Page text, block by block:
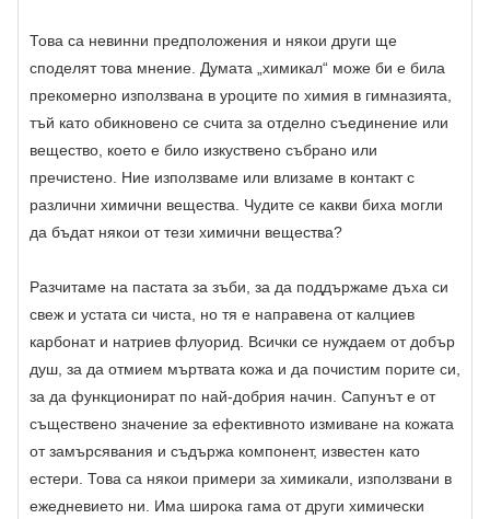
Това са невинни предположения и някои други ще
споделят това мнение. Думата „химикал“ може би е била
прекомерно използвана в уроците по химия в гимназията,
тъй като обикновено се счита за отделно съединение или
вещество, което е било изкуствено събрано или
пречистено. Ние използваме или влизаме в контакт с
различни химични вещества. Чудите се какви биха могли
да бъдат някои от тези химични вещества?
Разчитаме на пастата за зъби, за да поддържаме дъха си
свеж и устата си чиста, но тя е направена от калциев
карбонат и натриев флуорид. Всички се нуждаем от добър
душ, за да отмием мъртвата кожа и да почистим порите си,
за да функционират по най-добрия начин. Сапунът е от
съществено значение за ефективното измиване на кожата
от замърсявания и съдържа компонент, известен като
естери. Това са някои примери за химикали, използвани в
ежедневието ни. Има широка гама от други химически